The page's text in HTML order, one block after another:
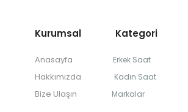
Kurumsal Kategori
Anasayfa Erkek Saat
Hakkımızda Kadın Saat
Bize Ulaşın Markalar